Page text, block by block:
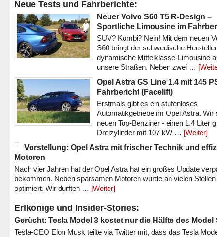
Neue Tests und Fahrberichte:
Neuer Volvo S60 T5 R-Design –
Sportliche Limousine im
SUV? Kombi? Nein! Mit dem neuen
S60 bringt der schwedische
dynamische Mittelklasse-Limousine
unsere Straßen. Neben zwei …
Opel Astra GS Line 1.4 mit 145
Fahrbericht (Facelift)
Erstmals gibt es ein stufenloses
Automatikgetriebe im Opel Astra. Wir
neuen Top-Benziner - einen 1.4 Liter
Dreizylinder mit 107 kW … [Weiter]
Vorstellung: Opel Astra mit frischer Technik und
Motoren
Nach vier Jahren hat der Opel Astra hat ein großes Update
bekommen. Neben sparsamen Motoren wurde an vielen Stellen
optimiert. Wir durften … [Weiter]
Erlkönige und Insider-Stories:
Gerücht: Tesla Model 3 kostet nur die Hälfte des Model
Tesla-CEO Elon Musk teilte via Twitter mit, dass das Tesla